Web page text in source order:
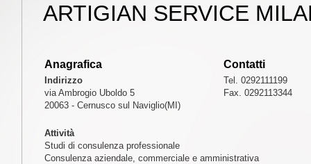
ARTIGIAN SERVICE
Anagrafica
Indirizzo
via Ambrogio Uboldo 5
20063 - Cernusco sul Naviglio(MI)
Contatti
Tel. 0292111199
Fax. 0292113344
Attività
Studi di consulenza professionale
Consulenza aziendale, commerciale e amministrativa